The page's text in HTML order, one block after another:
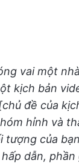
vai một
kịch bản
đề của
hỉnh và
tượng của
dẫn,